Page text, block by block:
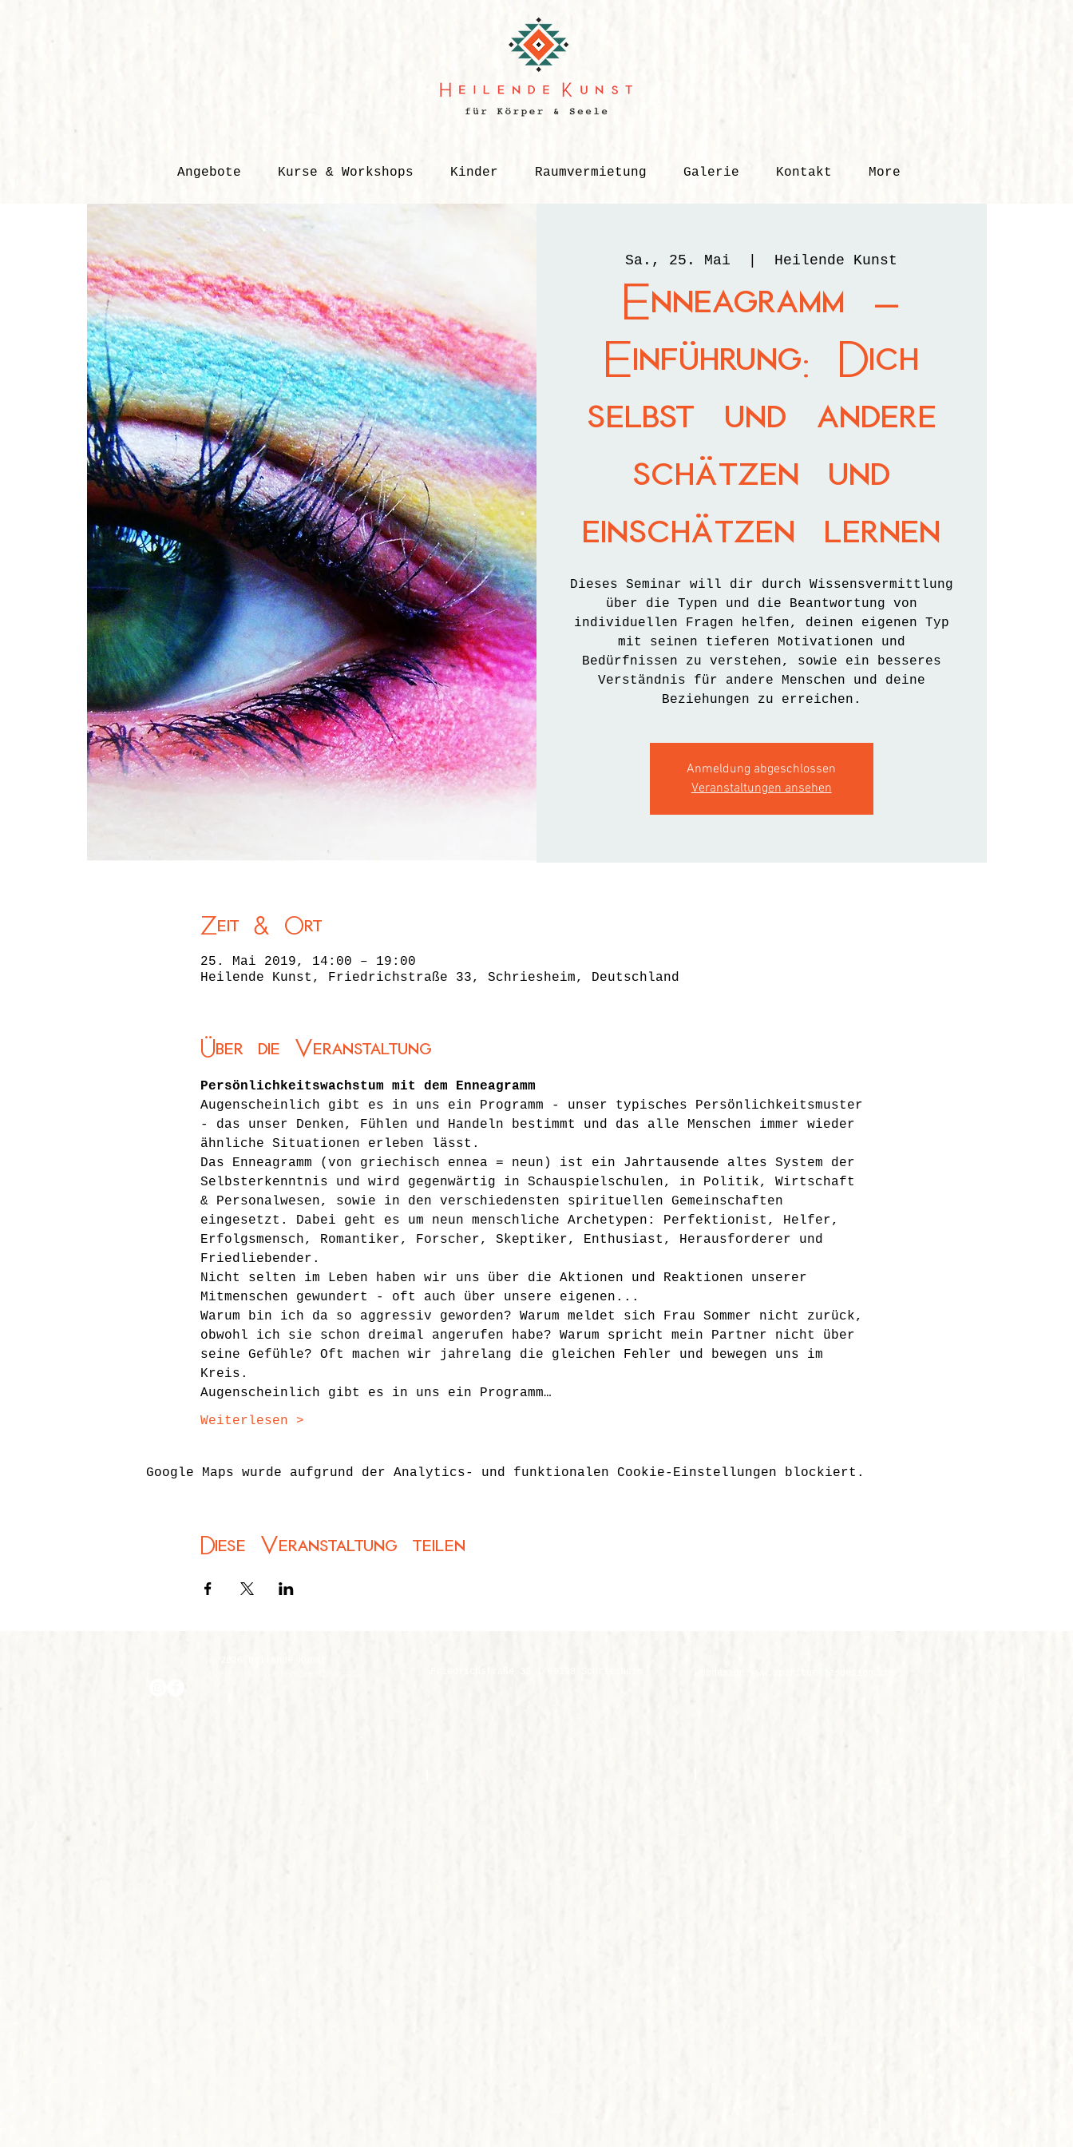
Angebote Kurse & Workshops Kinder Raumvermietung Galerie Kontakt More
Sa., 25. Mai Heilende Kunst
Enneagramm –
Einführung: Dich
selbst und andere
schätzen und
einschätzen lernen
Dieses Seminar will dir durch Wissensvermittlung
über die Typen und die Beantwortung von
individuellen Fragen helfen, deinen eigenen Typ
mit seinen tieferen Motivationen und
Bedürfnissen zu verstehen, sowie ein besseres
Verständnis für andere Menschen und deine
Beziehungen zu erreichen.
Anmeldung abgeschlossen
Veranstaltungen ansehen
Zeit & Ort
25. Mai 2019, 14:00 – 19:00
Heilende Kunst, Friedrichstraße 33, Schriesheim, Deutschland
Über die Veranstaltung
Persönlichkeitswachstum mit dem Enneagramm
Augenscheinlich gibt es in uns ein Programm - unser typisches Persönlichkeitsmuster
- das unser Denken, Fühlen und Handeln bestimmt und das alle Menschen immer wieder
ähnliche Situationen erleben lässt.
Das Enneagramm (von griechisch ennea = neun) ist ein Jahrtausende altes System der
Selbsterkenntnis und wird gegenwärtig in Schauspielschulen, in Politik, Wirtschaft
& Personalwesen, sowie in den verschiedensten spirituellen Gemeinschaften
eingesetzt. Dabei geht es um neun menschliche Archetypen: Perfektionist, Helfer,
Erfolgsmensch, Romantiker, Forscher, Skeptiker, Enthusiast, Herausforderer und
Friedliebender.
Nicht selten im Leben haben wir uns über die Aktionen und Reaktionen unserer
Mitmenschen gewundert - oft auch über unsere eigenen...
Warum bin ich da so aggressiv geworden? Warum meldet sich Frau Sommer nicht zurück,
obwohl ich sie schon dreimal angerufen habe? Warum spricht mein Partner nicht über
seine Gefühle? Oft machen wir jahrelang die gleichen Fehler und bewegen uns im
Kreis.
Augenscheinlich gibt es in uns ein Programm…
Weiterlesen >
Google Maps wurde aufgrund der Analytics- und funktionalen Cookie-Einstellungen blockiert.
Diese Veranstaltung teilen